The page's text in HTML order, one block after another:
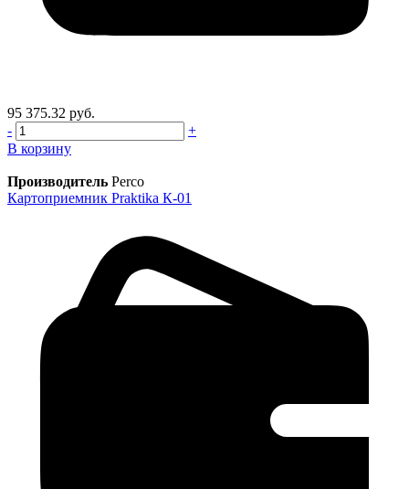
95 375.32 руб.
-
+
В корзину
Производитель Perco
Картоприемник Praktika К-01